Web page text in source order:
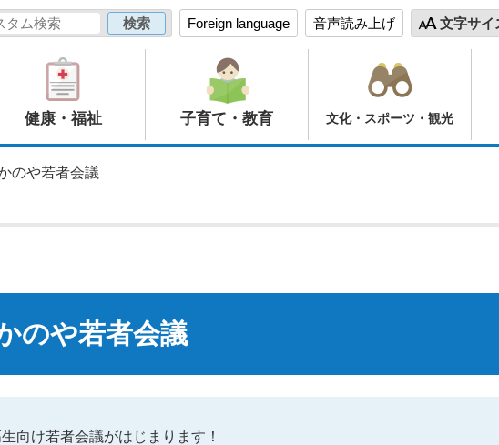
Foreign language 音声読み上げ 文字サイ
健康・福祉 子育て・教育 文化・スポーツ・観光
のや若者会議
のや若者会議
向け若者会議がはじまります！